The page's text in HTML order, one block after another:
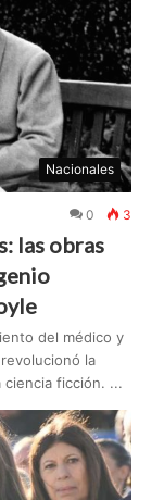
Nacionales
0 3
las obras
del médico y
la
ficción. ...